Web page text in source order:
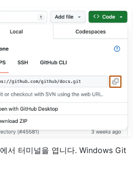
서 터미널을 엽니다. Windows Git